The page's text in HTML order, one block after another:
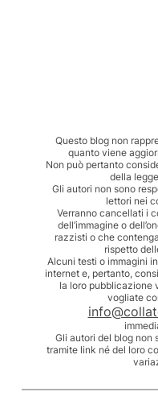
Questo blog non
quanto viene
Non può pertanto
della
Gli autori non sono
lettori nei
Verranno cancellati i
dell’immagine o
razzisti o che
rispetto
Alcuni testi o immagini
internet e, pertanto,
la loro pubblicazione
vogliate
Gli autori del blog non
tramite link né del loro